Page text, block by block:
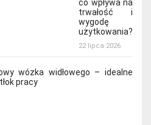
co wpływa na
trwałość i
wygodę
użytkowania?
22 lipca 2026
wózka widłowego – idealne
pracy